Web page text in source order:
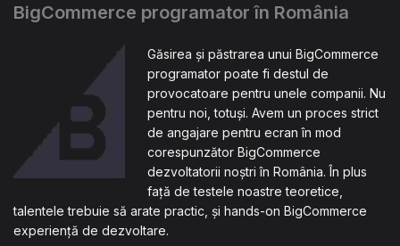
BigCommerce programator în România
Găsirea și păstrarea unui BigCommerce
programator poate fi destul de
provocatoare pentru unele companii. Nu
pentru noi, totuși. Avem un proces strict
de angajare pentru ecran în mod
corespunzător BigCommerce
dezvoltatorii noștri în România. În plus
față de testele noastre teoretice,
talentele trebuie să arate practic, și hands-on BigCommerce
experiență de dezvoltare.